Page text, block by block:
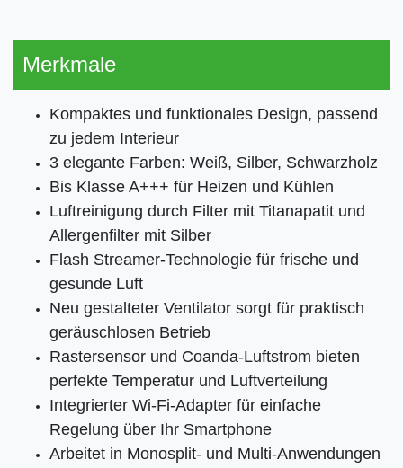
Merkmale
Kompaktes und funktionales Design, passend
zu jedem Interieur
3 elegante Farben: Weiß, Silber, Schwarzholz
Bis Klasse A+++ für Heizen und Kühlen
Luftreinigung durch Filter mit Titanapatit und
Allergenfilter mit Silber
Flash Streamer-Technologie für frische und
gesunde Luft
Neu gestalteter Ventilator sorgt für praktisch
geräuschlosen Betrieb
Rastersensor und Coanda-Luftstrom bieten
perfekte Temperatur und Luftverteilung
Integrierter Wi-Fi-Adapter für einfache
Regelung über Ihr Smartphone
Arbeitet in Monosplit- und Multi-Anwendungen